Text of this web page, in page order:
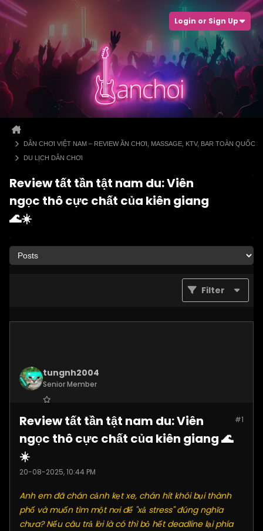
Login or Sign Up
DÂN CHƠI VIỆT NAM – REVIEW ĂN CHƠI, MASSAGE, KTV, BAR TOÀN QUỐC
DU LỊCH DÂN CHƠI
Review tất tần tật nam du: Viên
ngọc thô cực chất của kiên giang
🌊☀️
Filter
tungnh2004
Senior Member
Posts: 4099 #1
Review tất tần tật nam du: Viên
ngọc thô cực chất của kiên giang 🌊
☀️
20-08-2025, 10:44 PM
Anh em đã chán cảnh kẹt xe, chán hít khói bụi thành
phố và muốn tìm một nơi để "xả stress" đúng nghĩa
chưa? Nếu câu trả lời là có thì bỏ hết deadline lại phía